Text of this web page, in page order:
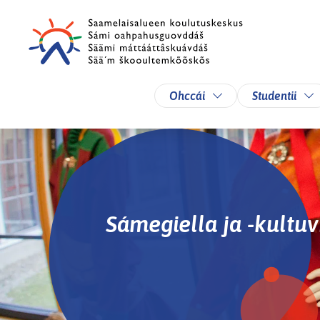
Skip to main content Skip to main navigation
Ohccái Toggle Dropdown
Studentii
Sámegiella ja -